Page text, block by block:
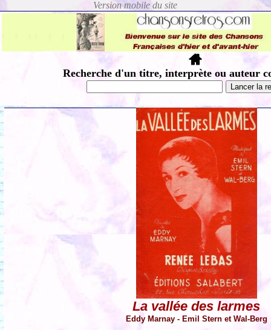
Recherche d'un titre, interprète ou auteur
La vallée des larmes
Eddy Marnay - Emil Stern et Wal-Berg